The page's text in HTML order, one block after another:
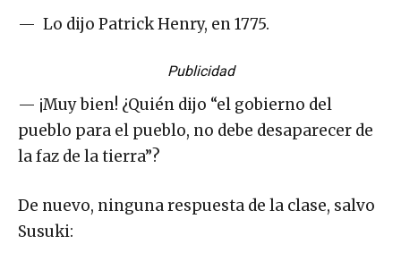
— Lo dijo Patrick Henry, en 1775.
Publicidad
— ¡Muy bien! ¿Quién dijo “el gobierno del
pueblo para el pueblo, no debe desaparecer de
la faz de la tierra”?
De nuevo, ninguna respuesta de la clase, salvo
Susuki: